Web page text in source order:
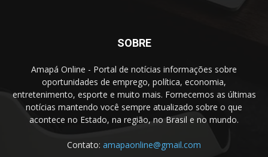
SOBRE
Amapá Online - Portal de notícias informações sobre
oportunidades de emprego, política, economia,
entretenimento, esporte e muito mais. Fornecemos as últimas
notícias mantendo você sempre atualizado sobre o que
acontece no Estado, na região, no Brasil e no mundo.
Contato: amapaonline@gmail.com